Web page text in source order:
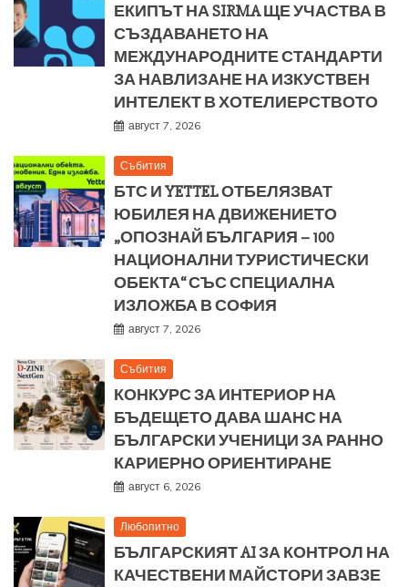
ЕКИПЪТ НА SIRMA ЩЕ УЧАСТВА В
СЪЗДАВАНЕТО НА
МЕЖДУНАРОДНИТЕ СТАНДАРТИ
ЗА НАВЛИЗАНЕ НА ИЗКУСТВЕН
ИНТЕЛЕКТ В ХОТЕЛИЕРСТВОТО
август 7, 2026
Събития
БТС И YETTEL ОТБЕЛЯЗВАТ
ЮБИЛЕЯ НА ДВИЖЕНИЕТО
„ОПОЗНАЙ БЪЛГАРИЯ – 100
НАЦИОНАЛНИ ТУРИСТИЧЕСКИ
ОБЕКТА“ СЪС СПЕЦИАЛНА
ИЗЛОЖБА В СОФИЯ
август 7, 2026
Събития
КОНКУРС ЗА ИНТЕРИОР НА
БЪДЕЩЕТО ДАВА ШАНС НА
БЪЛГАРСКИ УЧЕНИЦИ ЗА РАННО
КАРИЕРНО ОРИЕНТИРАНЕ
август 6, 2026
Любопитно
БЪЛГАРСКИЯТ AI ЗА КОНТРОЛ НА
КАЧЕСТВЕНИ МАЙСТОРИ ЗАВЗЕ